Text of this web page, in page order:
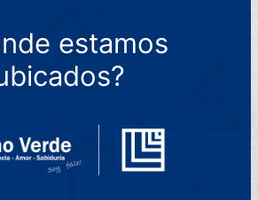
estamos